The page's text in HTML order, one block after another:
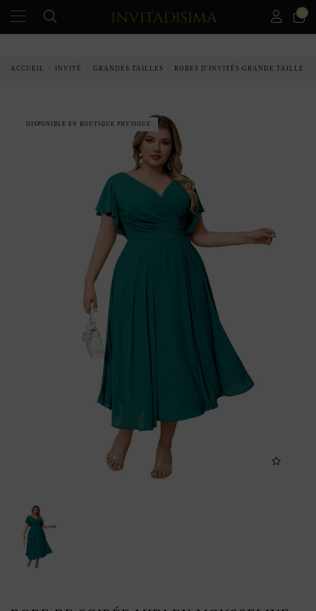
ACCUEIL INVITÉ GRANDES TAILLES ROBES D'INVITÉS GRANDE TAILLE
DISPONIBLE EN BOUTIQUE PHYSIQUE